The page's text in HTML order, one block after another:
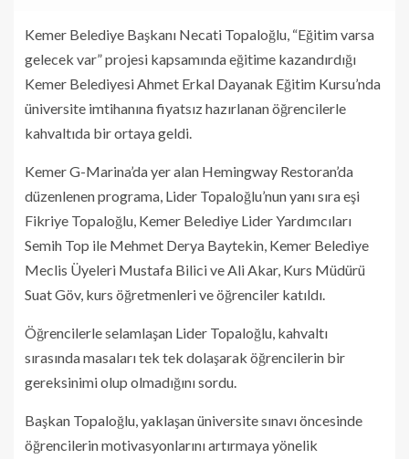
Kemer Belediye Başkanı Necati Topaloğlu, “Eğitim varsa
gelecek var” projesi kapsamında eğitime kazandırdığı
Kemer Belediyesi Ahmet Erkal Dayanak Eğitim Kursu’nda
üniversite imtihanına fiyatsız hazırlanan öğrencilerle
kahvaltıda bir ortaya geldi.
Kemer G-Marina’da yer alan Hemingway Restoran’da
düzenlenen programa, Lider Topaloğlu’nun yanı sıra eşi
Fikriye Topaloğlu, Kemer Belediye Lider Yardımcıları
Semih Top ile Mehmet Derya Baytekin, Kemer Belediye
Meclis Üyeleri Mustafa Bilici ve Ali Akar, Kurs Müdürü
Suat Göv, kurs öğretmenleri ve öğrenciler katıldı.
Öğrencilerle selamlaşan Lider Topaloğlu, kahvaltı
sırasında masaları tek tek dolaşarak öğrencilerin bir
gereksinimi olup olmadığını sordu.
Başkan Topaloğlu, yaklaşan üniversite sınavı öncesinde
öğrencilerin motivasyonlarını artırmaya yönelik